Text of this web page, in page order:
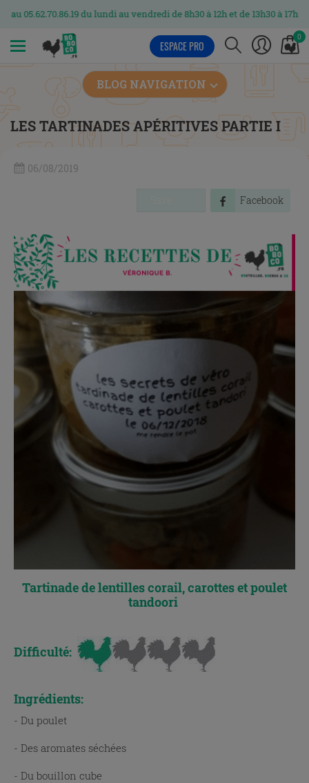
du lundi au vendredi de 8h30 à 12h et de 13h30 à 17h
0
ESPACE PRO
BLOG NAVIGATION
LES TARTINADES APÉRITIVES PARTIE I
06/08/2019
Facebook
Tartinade de lentilles corail, carottes et poulet
tandoori
Difficulté:
Ingrédients:
- Du poulet
- Des aromates séchées
- Du bouillon cube